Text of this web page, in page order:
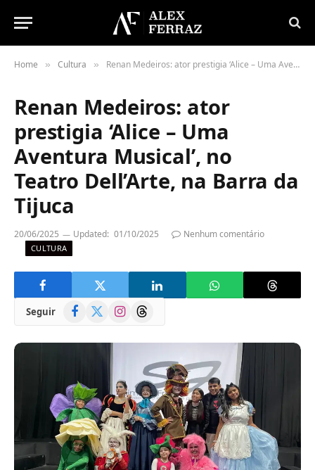
Home » Cultura » Renan Medeiros: ator prestigia ‘Alice – Uma Aventura Musical’, no Teatro Dell’Arte, na Barra da Tijuca
Renan Medeiros: ator
prestigia ‘Alice – Uma
Aventura Musical’, no
Teatro Dell’Arte, na Barra da
Tijuca
20/06/2025 Updated: 01/10/2025 Nenhum comentário
CULTURA
Seguir Facebook
(Twitter)
InstagramThreads